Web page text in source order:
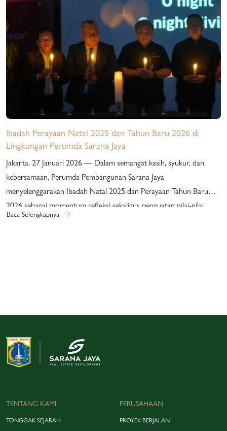
Ibadah Perayaan Natal 2025 dan Tahun Baru 2026 di
Lingkungan Perumda Sarana Jaya
Jakarta, 27 Januari 2026 — Dalam semangat kasih, syukur, dan
kebersamaan, Perumda Pembangunan Sarana Jaya
menyelenggarakan Ibadah Natal 2025 dan Perayaan Tahun Baru
2026 sebagai momentum refleksi sekaligus penguatan nilai-nilai
kebersamaan di lingkungan perusahaan. Kegiatan ini dihadiri oleh
Baca Selengkapnya
TENTANG KAMI
TONGGAK SEJARAH
PERUSAHAAN
PROYEK BERJALAN